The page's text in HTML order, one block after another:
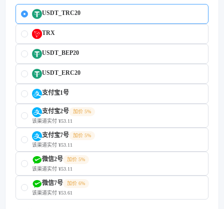
USDT_TRC20
TRX
USDT_BEP20
USDT_ERC20
支付宝1号
支付宝2号
加价 5%
该渠道实付 ¥53.11
支付宝7号
加价 5%
该渠道实付 ¥53.11
微信2号
加价 5%
该渠道实付 ¥53.11
微信7号
加价 6%
该渠道实付 ¥53.61